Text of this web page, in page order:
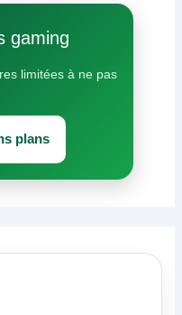
gaming
limitées à ne pas
plans